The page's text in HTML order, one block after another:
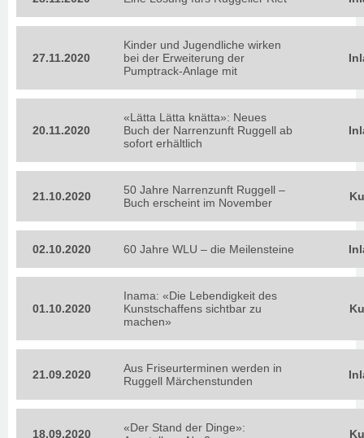
27.11.2020
Kinder und Jugendliche wirken
bei der Erweiterung der
Pumptrack-Anlage mit
20.11.2020
«Lätta Lätta knätta»: Neues
Buch der Narrenzunft Ruggell ab
sofort erhältlich
21.10.2020
50 Jahre Narrenzunft Ruggell –
Buch erscheint im November
02.10.2020 60 Jahre WLU – die Meilensteine
01.10.2020
Inama: «Die Lebendigkeit des
Kunstschaffens sichtbar zu
machen»
21.09.2020
Aus Friseurterminen werden in
Ruggell Märchenstunden
18.09.2020
«Der Stand der Dinge»: